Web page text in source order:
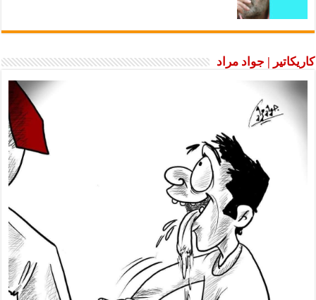
كاريكاتير | جواد مراد